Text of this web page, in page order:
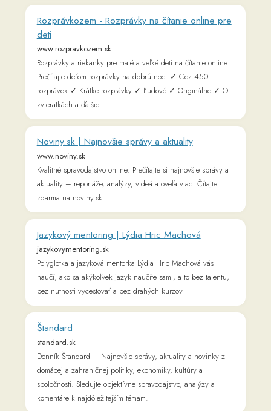
Noviny.sk | Najnovšie správy a aktuality
www.noviny.sk
Kvalitné spravodajstvo online: Prečítajte si najnovšie správy a
aktuality – reportáže, analýzy, videá a oveľa viac. Čítajte
zdarma na noviny.sk!
Jazykový mentoring | Lýdia Hric Machová
Polyglotka a jazyková mentorka Lýdia Hric Machová vás
naučí, ako sa akýkoľvek jazyk naučíte sami, a to bez talentu,
bez nutnosti vycestovať a bez drahých kurzov
Štandard
standard.sk
Denník Štandard – Najnovšie správy, aktuality a novinky z
domácej a zahraničnej politiky, ekonomiky, kultúry a
spoločnosti. Sledujte objektívne spravodajstvo, analýzy a
komentáre k najdôležitejším témam.
Prekladové slovníky & prekladač - Slovnik.sk
slovnik.aktuality.sk
Slovnik.sk - Obojstranné preklady v siedmich svetových
jazykoch - anglický, nemecký, francúzsky, španielsky,
maďarský, taliansky, ruský. Slovník cudzích slov.
Ekonomika - Pravda
ekonomika.pravda.sk
Pravda o ekonomike, ľuďoch, krajine a ekológii, firmách,
trhoch a energetike.